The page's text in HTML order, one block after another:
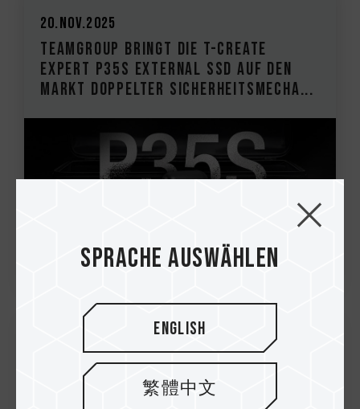
20.Nov.2025
TEAMGROUP bringt die T-CREATE
EXPERT P35S External SSD auf den
Markt Doppelter Sicherheitsmecha...
21.Oct.2025
TEAMGROUP bringt NV10000 M.2 PCIe
5.0 SSD auf den Markt Neudefinition
Sprache auswählen
English
繁體中文